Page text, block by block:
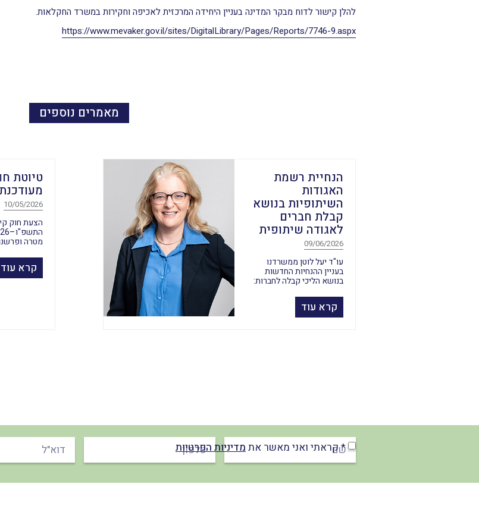
להלן קישור לדוח מבקר המדינה בעניין היחידה המרכזית לאכיפה וחקירות במשרד החקלאות.
https://www.mevaker.gov.il/sites/DigitalLibrary/Pages/Reports/7746-9.aspx
מאמרים נוספים
הנחיית רשמת
האגודות
השיתופיות בנושא
קבלת חברים
לאגודה שיתופית
09/06/2026
עו"ד יעל לוטן ממשרדנו
בעניין ההנחיות החדשות
בנושא הליכי קבלה לחברות:
קרא עוד
טיוטת
10/05/2026
הצעת חוק
מטרה
קרא עוד
* קראתי ואני מאשר את מדיניות הפרטיות